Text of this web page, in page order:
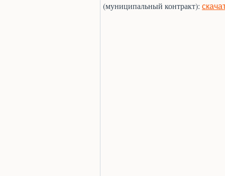
(муниципальный контракт):